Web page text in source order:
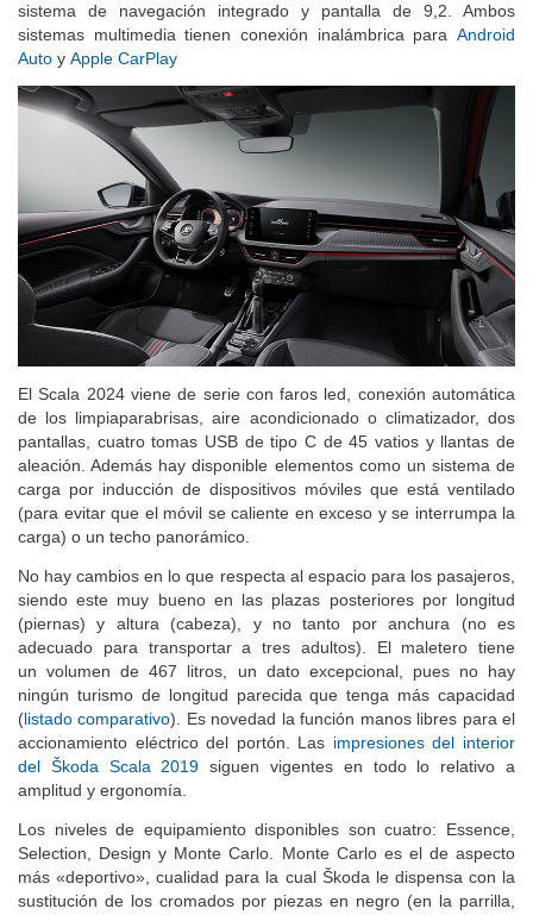
sistema de navegación integrado y pantalla de 9,2. Ambos
sistemas multimedia tienen conexión inalámbrica para Android
Auto y Apple CarPlay
El Scala 2024 viene de serie con faros led, conexión automática
de los limpiaparabrisas, aire acondicionado o climatizador, dos
pantallas, cuatro tomas USB de tipo C de 45 vatios y llantas de
aleación. Además hay disponible elementos como un sistema de
carga por inducción de dispositivos móviles que está ventilado
(para evitar que el móvil se caliente en exceso y se interrumpa la
carga) o un techo panorámico.
No hay cambios en lo que respecta al espacio para los pasajeros,
siendo este muy bueno en las plazas posteriores por longitud
(piernas) y altura (cabeza), y no tanto por anchura (no es
adecuado para transportar a tres adultos). El maletero tiene
un volumen de 467 litros, un dato excepcional, pues no hay
ningún turismo de longitud parecida que tenga más capacidad
(listado comparativo). Es novedad la función manos libres para el
accionamiento eléctrico del portón. Las impresiones del interior
del Škoda Scala 2019 siguen vigentes en todo lo relativo a
amplitud y ergonomía.
Los niveles de equipamiento disponibles son cuatro: Essence,
Selection, Design y Monte Carlo. Monte Carlo es el de aspecto
más «deportivo», cualidad para la cual Škoda le dispensa con la
sustitución de los cromados por piezas en negro (en la parrilla,